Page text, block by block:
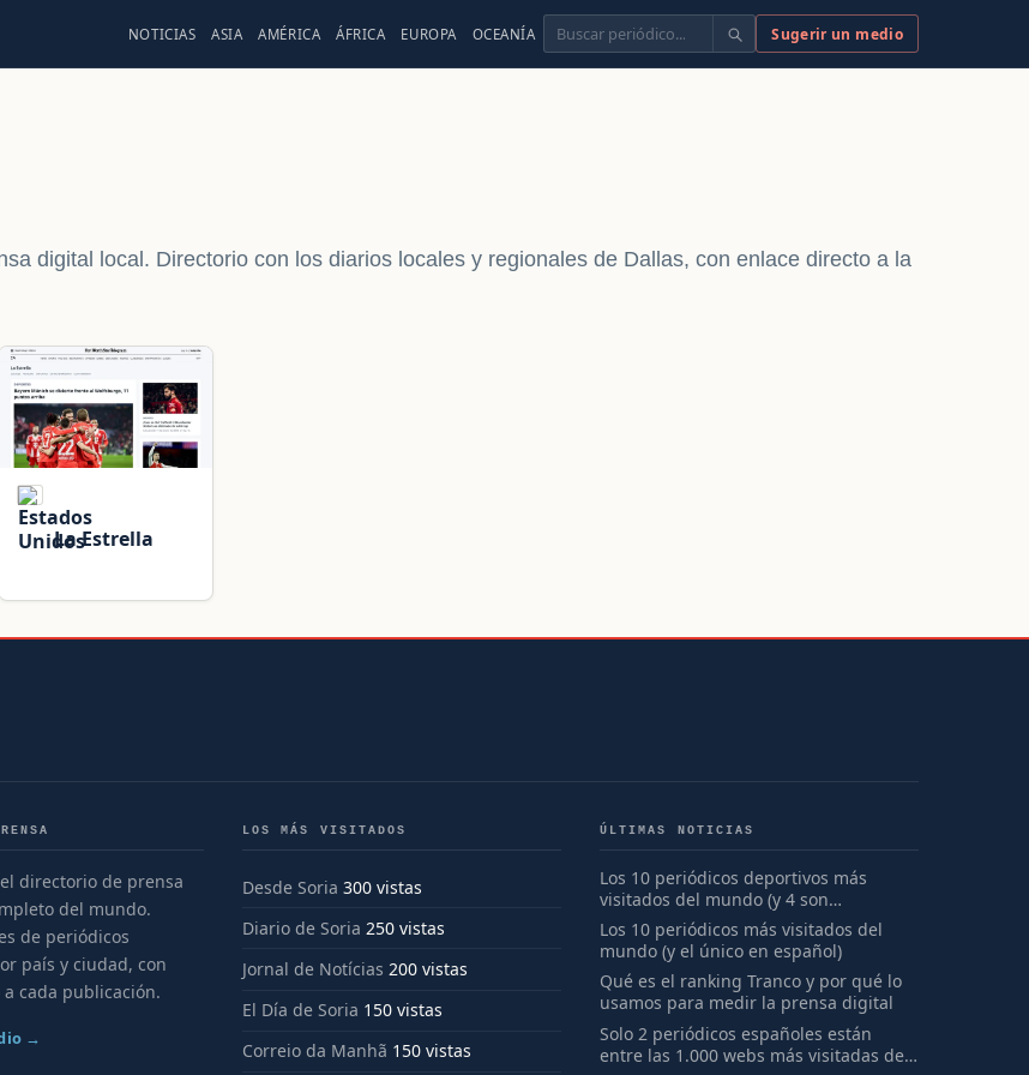
NOTICIAS ASIA AMÉRICA ÁFRICA EUROPA OCEANÍA Buscar Sugerir un medio
digital local. Directorio con los diarios locales y regionales de Dallas, con enlace directo a la
La Estrella
directorio de prensa
del mundo.
de periódicos
país y ciudad, con
cada publicación.
→
LOS MÁS VISITADOS
Desde Soria 300 vistas
Diario de Soria 250 vistas
Jornal de Notícias 200 vistas
El Día de Soria 150 vistas
Correio da Manhã 150 vistas
ÚLTIMAS NOTICIAS
Los 10 periódicos deportivos más
visitados del mundo (y 4 son
españoles)
Los 10 periódicos más visitados del
mundo (y el único en español)
Qué es el ranking Tranco y por qué lo
usamos para medir la prensa digital
Solo 2 periódicos españoles están
entre las 1.000 webs más visitadas del